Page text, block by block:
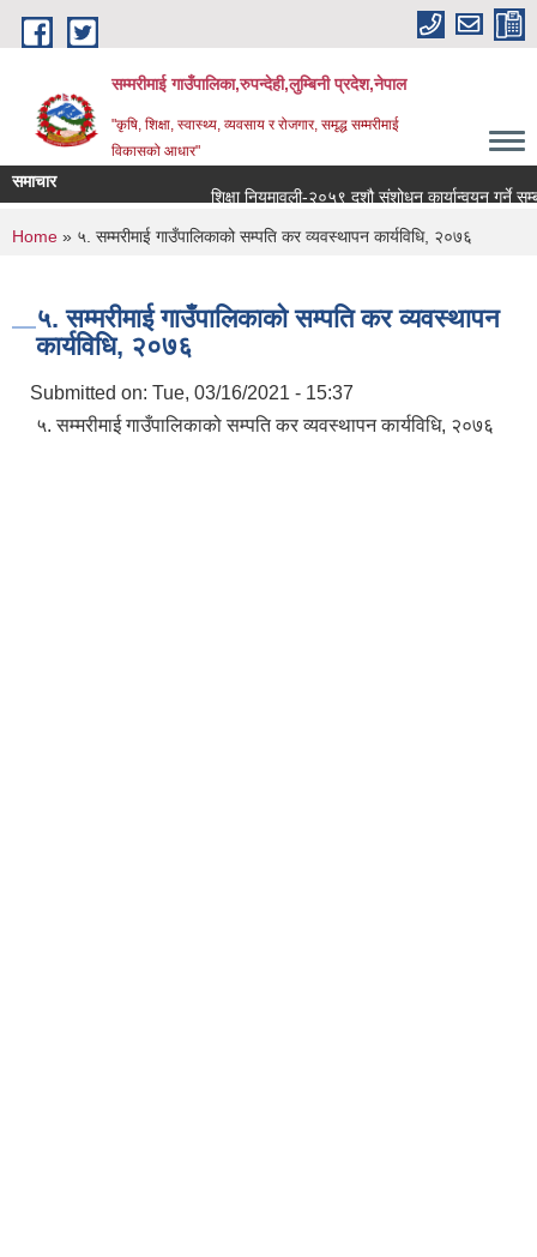
Skip to main content
सम्मरीमाई गाउँपालिका,रुपन्देही,लुम्बिनी प्रदेश,नेपाल
"कृषि, शिक्षा, स्वास्थ्य, व्यवसाय र रोजगार, समृद्ध सम्मरीमाई
विकासको आधार"
समाचार
शिक्षा नियमावली-२०५९ दशौ संशोधन कार्यान्वयन गर्ने
You are here
Home » ५. सम्मरीमाई गाउँपालिकाको सम्पति कर व्यवस्थापन कार्यविधि, २०७६
५. सम्मरीमाई गाउँपालिकाको सम्पति कर व्यवस्थापन
कार्यविधि, २०७६
Submitted on: Tue, 03/16/2021 - 15:37
५. सम्मरीमाई गाउँपालिकाको सम्पति कर व्यवस्थापन कार्यविधि, २०७६